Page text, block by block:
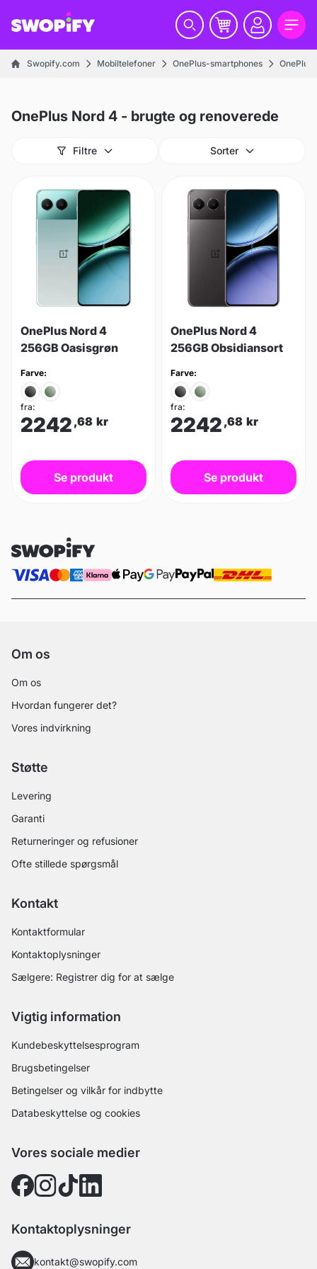
Swopify.com Mobiltelefoner OnePlus-smartphones OnePlus
OnePlus Nord 4 - brugte og renoverede
Filtre Sorter
OnePlus Nord 4
256GB Oasisgrøn
Farve:
fra:
2242 ,68 kr
Se produkt
OnePlus Nord 4
256GB Obsidiansort
Farve:
fra:
2242 ,68 kr
Se produkt
Om os
Om os
Hvordan fungerer det?
Vores indvirkning
Støtte
Levering
Garanti
Returneringer og refusioner
Ofte stillede spørgsmål
Kontakt
Kontaktformular
Kontaktoplysninger
Sælgere: Registrer dig for at sælge
Vigtig information
Kundebeskyttelsesprogram
Brugsbetingelser
Betingelser og vilkår for indbytte
Databeskyttelse og cookies
Vores sociale medier
Kontaktoplysninger
kontakt@swopify.com